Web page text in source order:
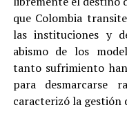
que Colombia
las instituciones y
abismo de los
tanto sufrimiento
para desmarcarse
caracterizó la gestión